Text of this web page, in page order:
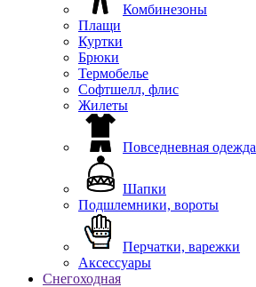
Комбинезоны
Плащи
Куртки
Брюки
Термобелье
Софтшелл, флис
Жилеты
Повседневная одежда
Шапки
Подшлемники, вороты
Перчатки, варежки
Аксессуары
Снегоходная